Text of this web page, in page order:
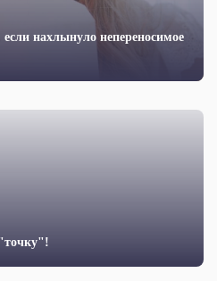
если нахлынуло непереносимое